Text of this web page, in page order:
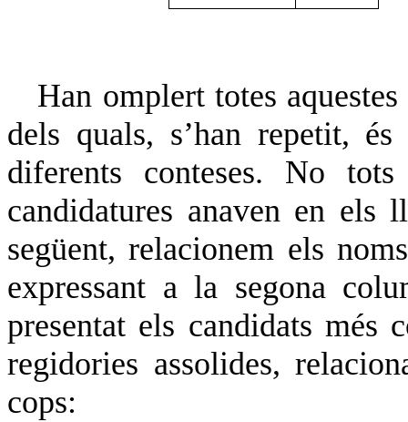
Han omplert totes
dels quals, s’han repetit,
diferents conteses. No
candidatures anaven en els
següent, relacionem els
expressant a la segona
presentat els candidats més
regidories assolides,
cops: